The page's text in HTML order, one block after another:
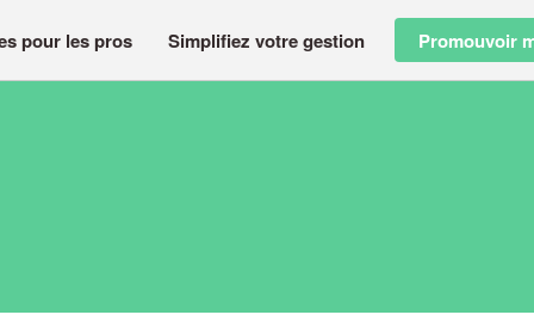
pour les pros Simplifiez votre gestion Promouvoir